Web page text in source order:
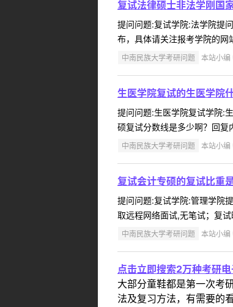
复试法律硕士非法学刚国
提问问题:复试学院:法学院提
布，具体请关注报考学院的网
中南民族大学考研问题 本站小
生医学院复试的生医学院
提问问题:生医学院复试学院:
硕复试分数线是多少啊？回
中南民族大学考研问题 本站小
复试会计专硕的复试比重
提问问题:复试学院:管理学院
取远程网络面试,无笔试；复
中南民族大学考研问题 本站小
点击立即搜索2万种考研电
大部分童鞋都是第一次考
法及复习方法，有需要的